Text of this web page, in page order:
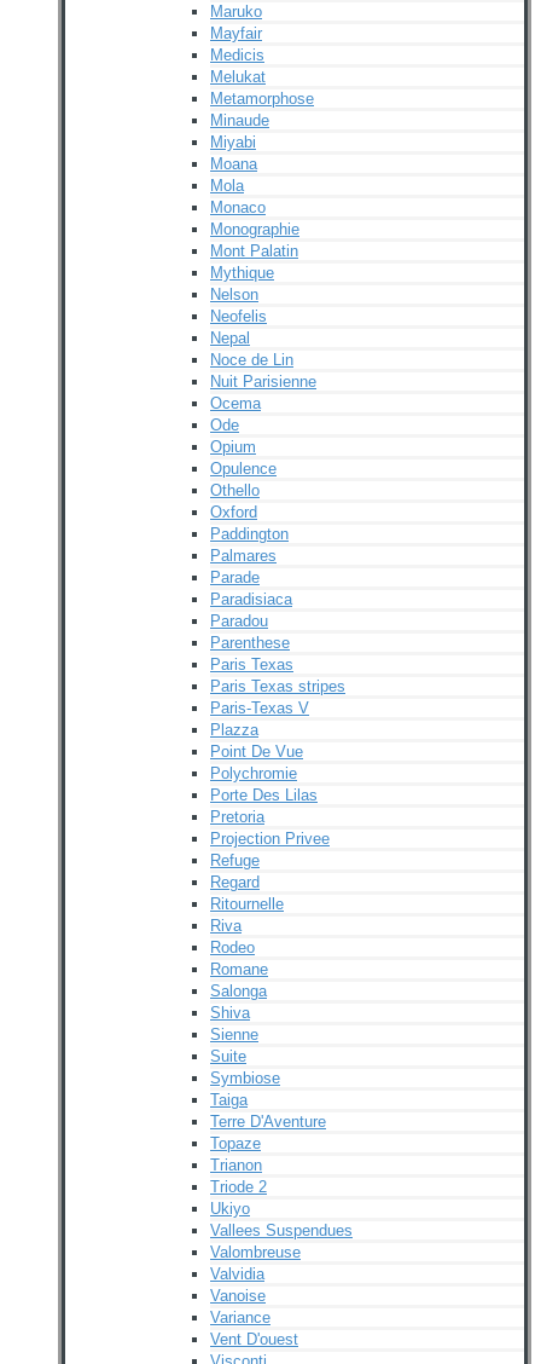
Maruko
Mayfair
Medicis
Melukat
Metamorphose
Minaude
Miyabi
Moana
Mola
Monaco
Monographie
Mont Palatin
Mythique
Nelson
Neofelis
Nepal
Noce de Lin
Nuit Parisienne
Ocema
Ode
Opium
Opulence
Othello
Oxford
Paddington
Palmares
Parade
Paradisiaca
Paradou
Parenthese
Paris Texas
Paris Texas stripes
Paris-Texas V
Plazza
Point De Vue
Polychromie
Porte Des Lilas
Pretoria
Projection Privee
Refuge
Regard
Ritournelle
Riva
Rodeo
Romane
Salonga
Shiva
Sienne
Suite
Symbiose
Taiga
Terre D'Aventure
Topaze
Trianon
Triode 2
Ukiyo
Vallees Suspendues
Valombreuse
Valvidia
Vanoise
Variance
Vent D'ouest